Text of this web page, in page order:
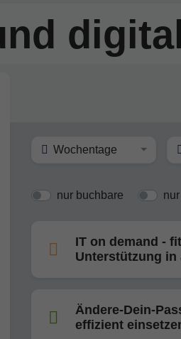
Wochentage
nur buchbare
IT on demand -
Unterstützung in
Ändere-Dein-
effizient